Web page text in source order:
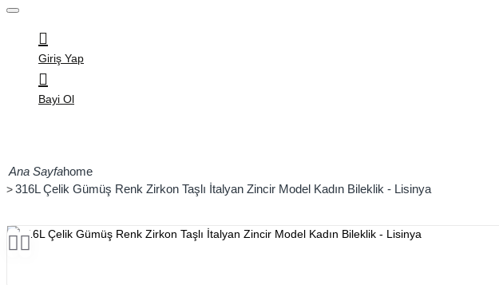
Giriş Yap
Bayi Ol
home
316L Çelik Gümüş Renk Zirkon Taşlı İtalyan Zincir Model Kadın Bileklik - Lisinya